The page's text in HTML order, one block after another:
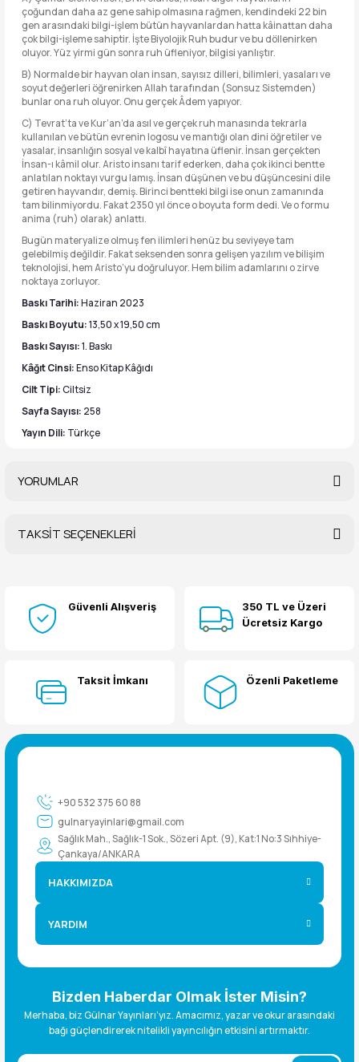
çoğundan daha az gene sahip olmasına rağmen, kendindeki 22 bin
gen arasındaki bilgi-işlem bütün hayvanlardan hatta kâinattan daha
çok bilgi-işleme sahiptir. İşte Biyolojik Ruh budur ve bu döllenirken
oluyor. Yüz yirmi gün sonra ruh üfleniyor, bilgisi yanlıştır.
B) Normalde bir hayvan olan insan, sayısız dilleri, bilimleri, yasaları ve
soyut değerleri öğrenirken Allah tarafından (Sonsuz Sistemden)
bunlar ona ruh oluyor. Onu gerçek Âdem yapıyor.
C) Tevrat’ta ve Kur’an’da asıl ve gerçek ruh manasında tekrarla
kullanılan ve bütün evrenin logosu ve mantığı olan dini öğretiler ve
yasalar, insanlığın sosyal ve kalbî hayatına üflenir. İnsan gerçekten
İnsan-ı kâmil olur. Aristo insanı tarif ederken, daha çok ikinci bentte
anlatılan noktayı vurgu lamış. İnsan düşünen ve bu düşüncesini dile
getiren hayvandır, demiş. Birinci bentteki bilgi ise onun zamanında
tam bilinmiyordu. Fakat 2350 yıl önce o boyuta form dedi. Ve o formu
anima (ruh) olarak) anlattı.
Bugün materyalize olmuş fen ilimleri henüz bu seviyeye tam
gelebilmiş değildir. Fakat seksenden sonra gelişen yazılım ve bilişim
teknolojisi, hem Aristo’yu doğruluyor. Hem bilim adamlarını o zirve
noktaya zorluyor.
Baskı Tarihi:Haziran 2023
Baskı Boyutu:13,50 x 19,50 cm
Baskı Sayısı:1. Baskı
Kâğıt Cinsi:Enso Kitap Kâğıdı
Cilt Tipi:Ciltsiz
Sayfa Sayısı: 258
Yayın Dili: Türkçe
YORUMLAR
Yorum Yaz
TAKSİT SEÇENEKLERİ
Güvenli Alışveriş
350 TL ve Üzeri
Ücretsiz Kargo
Taksit İmkanı Özenli Paketleme
+90 532 375 60 88
gulnaryayinlari@gmail.com
Sağlık Mah., Sağlık-1 Sok., Sözeri Apt. (9), Kat:1 No:3 Sıhhiye-
Çankaya/ANKARA
HAKKIMIZDA
YARDIM
Bizden Haberdar Olmak İster Misin?
Merhaba, biz Gülnar Yayınları’yız. Amacımız, yazar ve okur arasındaki
bağı güçlendirerek nitelikli yayıncılığın etkisini artırmaktır.